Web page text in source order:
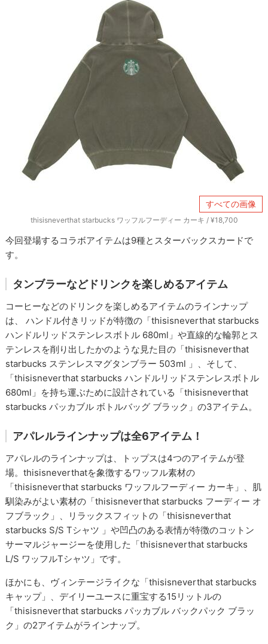
すべての画像
thisisneverthat starbucks ワッフルフーディー カーキ / ¥18,700
今回登場するコラボアイテムは9種とスターバックスカードで
す。
タンブラーなどドリンクを楽しめるアイテム
コーヒーなどのドリンクを楽しめるアイテムのラインナップ
は、 ハンドル付きリッドが特徴の「thisisneverthat starbucks
ハンドルリッドステンレスボトル 680ml」や直線的な輪郭とス
テンレスを削り出したかのような見た目の「thisisneverthat
starbucks ステンレスマグタンブラー 503ml 」、そして、
「thisisneverthat starbucks ハンドルリッドステンレスボトル
680ml」を持ち運ぶために設計されている「thisisneverthat
starbucks パッカブル ボトルバッグ ブラック」の3アイテム。
アパレルラインナップは全6アイテム！
アパレルのラインナップは、トップスは4つのアイテムが登
場。thisisneverthatを象徴するワッフル素材の
「thisisneverthat starbucks ワッフルフーディー カーキ」、肌
馴染みがよい素材の「thisisneverthat starbucks フーディー オ
フブラック」、リラックスフィットの「thisisneverthat
starbucks S/S Tシャツ 」や凹凸のある表情が特徴のコットン
サーマルジャージーを使用した「thisisneverthat starbucks
L/S ワッフルTシャツ」です。
ほかにも、ヴィンテージライクな「thisisneverthat starbucks
キャップ」、デイリーユースに重宝する15リットルの
「thisisneverthat starbucks パッカブル バックパック ブラッ
ク」の2アイテムがラインナップ。